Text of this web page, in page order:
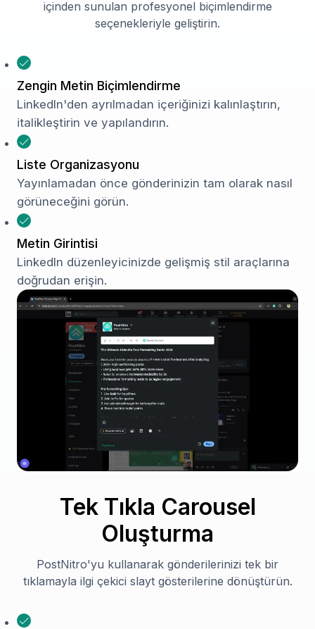
içinden sunulan profesyonel biçimlendirme
seçenekleriyle geliştirin.
Zengin Metin Biçimlendirme
LinkedIn'den ayrılmadan içeriğinizi kalınlaştırın,
italikleştirin ve yapılandırın.
Liste Organizasyonu
Yayınlamadan önce gönderinizin tam olarak nasıl
görüneceğini görün.
Metin Girintisi
LinkedIn düzenleyicinizde gelişmiş stil araçlarına
doğrudan erişin.
Tek Tıkla Carousel
Oluşturma
PostNitro'yu kullanarak gönderilerinizi tek bir
tıklamayla ilgi çekici slayt gösterilerine dönüştürün.